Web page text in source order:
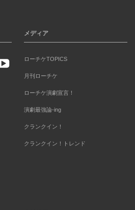
メディア
ローチケTOPICS
月刊ローチケ
ローチケ演劇宣言！
演劇最強論-ing
クランクイン！
クランクイン！トレンド